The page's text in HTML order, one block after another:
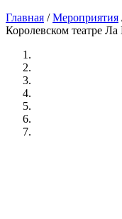
Главная /Мероприятия
Королевском театре